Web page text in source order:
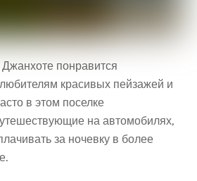
понравится
красивых пейзажей и
в этом поселке
на автомобилях,
за ночевку в более